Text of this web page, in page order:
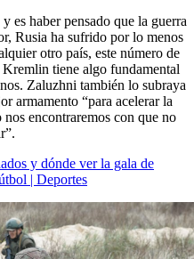
es haber pensado que la guerra
Rusia ha sufrido por lo menos
otro país, este número de
tiene algo fundamental
Zaluzhni también lo subraya
armamento “para acelerar la
encontraremos con que no
y dónde ver la gala de
| Deportes